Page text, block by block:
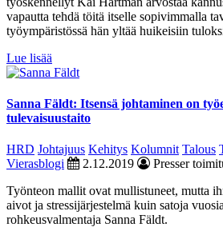
vapautta tehdä töitä itselle sopivimmalla
työympäristössä hän yltää huikeisiin
Lue lisää
Sanna Fäldt: Itsensä johtaminen on
tulevaisuustaito
HRD Johtajuus Kehitys Kolumnit Talous
Vierasblogi
2.12.2019
Presser
Työnteon mallit ovat mullistuneet, mutta
aivot ja stressijärjestelmä kuin satoja
rohkeusvalmentaja Sanna Fäldt.